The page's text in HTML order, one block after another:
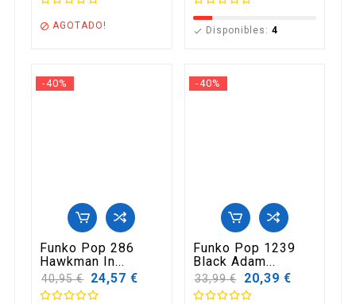
 AGOTADO!  Disponibles: 4
-40%
Funko Pop 286
Hawkman In...
Precio
base
40,95 € 24,57 €
-40%
Funko Pop 1239
Black Adam...
Precio
base
33,99 € 20,39 €